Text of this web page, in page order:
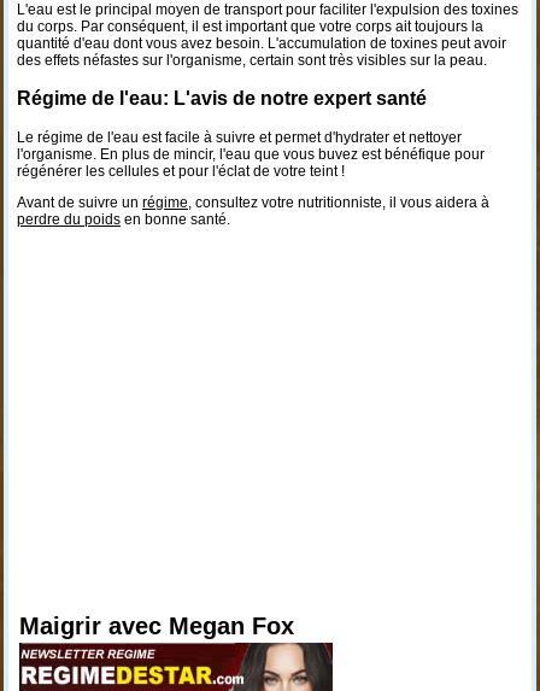
L'eau est le principal moyen de transport pour faciliter l'expulsion des toxines
du corps. Par conséquent, il est important que votre corps ait toujours la
quantité d'eau dont vous avez besoin. L'accumulation de toxines peut avoir
des effets néfastes sur l'organisme, certain sont très visibles sur la peau.
Régime de l'eau: L'avis de notre expert santé
Le régime de l'eau est facile à suivre et permet d'hydrater et nettoyer
l'organisme. En plus de mincir, l'eau que vous buvez est bénéfique pour
régénérer les cellules et pour l'éclat de votre teint !
Avant de suivre un régime, consultez votre nutritionniste, il vous aidera à
perdre du poidsen bonne santé.
Maigrir avec Megan Fox